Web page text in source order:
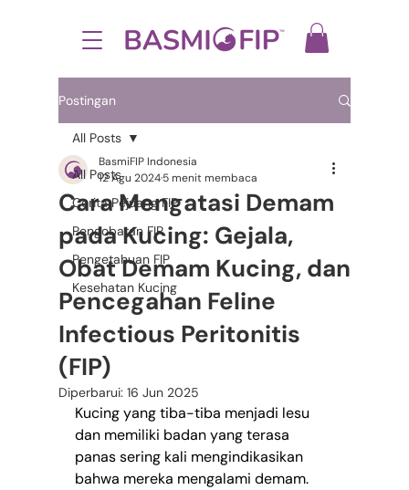
Postingan
All Posts
Cerita Pejuang FIP
Pengobatan FIP
Pengetahuan FIP
Kesehatan Kucing
All Posts
Cara Mengatasi Demam
pada Kucing: Gejala,
Obat Demam Kucing, dan
Pencegahan Feline
Infectious Peritonitis
(FIP)
BasmiFIP Indonesia
12 Agu 20245 menit membaca
Diperbarui: 16 Jun 2025
Kucing yang tiba-tiba menjadi lesu
dan memiliki badan yang terasa
panas sering kali mengindikasikan
bahwa mereka mengalami demam.